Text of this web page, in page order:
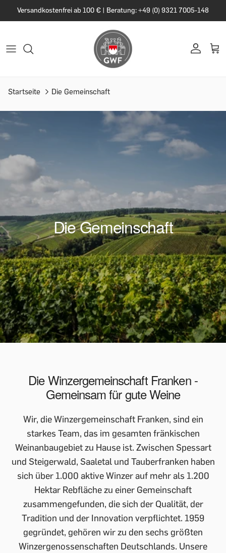
Versandkostenfrei ab 100 € | Beratung: +49 (0) 9321 7005-148
Startseite Die Gemeinschaft
Die Gemeinschaft
Die Winzergemeinschaft Franken -
Gemeinsam für gute Weine
Wir, die Winzergemeinschaft Franken, sind ein
starkes Team, das im gesamten fränkischen
Weinanbaugebiet zu Hause ist. Zwischen Spessart
und Steigerwald, Saaletal und Tauberfranken haben
sich über 1.000 aktive Winzer auf mehr als 1.200
Hektar Rebfläche zu einer Gemeinschaft
zusammengefunden, die sich der Qualität, der
Tradition und der Innovation verpflichtet. 1959
gegründet, gehören wir zu den sechs größten
Winzergenossenschaften Deutschlands. Unsere